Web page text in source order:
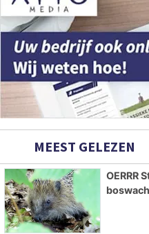
MEEST GELEZEN
OERRR